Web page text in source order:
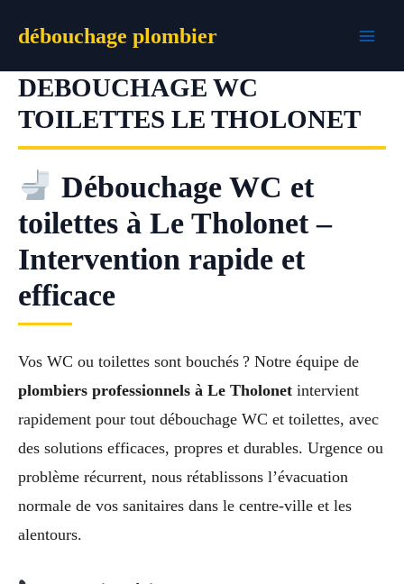
débouchage plombier
DEBOUCHAGE WC
TOILETTES LE THOLONET
Débouchage WC et
toilettes à Le Tholonet –
Intervention rapide et
efficace
Vos WC ou toilettes sont bouchés ? Notre équipe de
plombiers professionnels à Le Tholonet intervient
rapidement pour tout débouchage WC et toilettes, avec
des solutions efficaces, propres et durables. Urgence ou
problème récurrent, nous rétablissons l’évacuation
normale de vos sanitaires dans le centre-ville et les
alentours.